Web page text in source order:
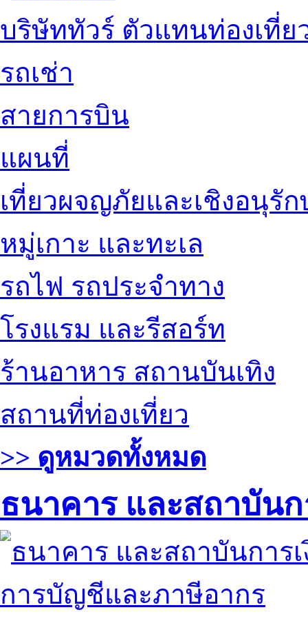
บริษัททัวร์ ตัวแทนท่องเที่ย
รถเช่า
สายการบิน
แผนที่
เที่ยวผจญภัยและเชิงอนุรัก
หมู่เกาะ และทะเล
รถไฟ รถประจำทาง
โรงแรม และรีสอร์ท
ร้านอาหาร สถานบันเทิง
สถานที่ท่องเที่ยว
>> ดูหมวดทั้งหมด
ธนาคาร และสถาบันก
การบัญชีและภาษีอากร